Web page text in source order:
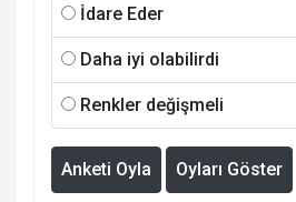
İdare Eder
Daha iyi olabilirdi
Renkler değişmeli
Anketi Oyla Oyları Göster